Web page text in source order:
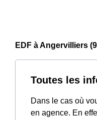
EDF à Angervilliers
Toutes les
Dans le cas où
en agence. En